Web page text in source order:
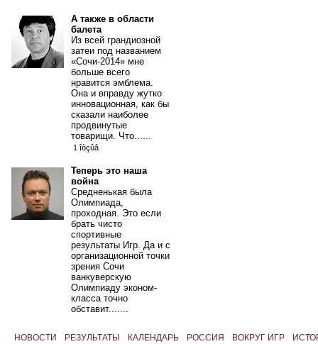
А также в области
балета
Из всей грандиозной
затеи под названием
«Сочи-2014» мне
больше всего
нравится эмблема.
Она и вправду жутко
инновационная, как бы
сказали наиболее
продвинутые
товарищи. Что......
1 îòçûâ
Теперь это наша
война
Средненькая была
Олимпиада,
проходная. Это если
брать чисто
спортивные
результаты Игр. Да и с
организационной точки
зрения Сочи
ванкуверскую
Олимпиаду эконом-
класса точно
обставит.......
НОВОСТИ РЕЗУЛЬТАТЫ КАЛЕНДАРЬ РОССИЯ ВОКРУГ ИГР